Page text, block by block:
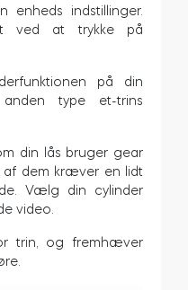
enheds indstillinger.
ved at trykke på
på din
type et-trins
din lås bruger gear
af dem kræver en lidt
Vælg din cylinder
video.
trin, og fremhæver